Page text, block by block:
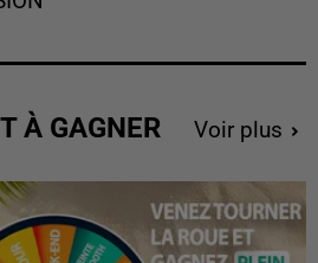
À GAGNER Voir plus